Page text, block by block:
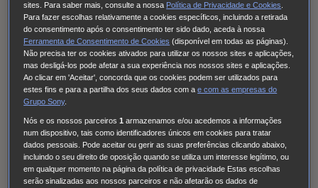
Generation O MEU NOME É FARAH THE
NARROW ROAD TO THE DEEP NORTH
Lola Long Bright RiverAlert Doutora Larsen Quarto
309 Red Eye High Country Family Talks: Luta Rosa,
Pensa Rosa (2024) Family Talks: Mulheres WOW
Homem Errado
Viola Come Il Mare Frente a Frente Family Talks:
Luta Rosa, Pensa Rosa (2023) Pássaro Sonhador
Cinema à Portuguesa Os Filmes da Tua Vida
Cinema com C Maiúsculo Frente a Frente
sites. Para saber mais, consulte a nossa Política de Privacidade e Cookies
Para fazer escolhas relativamente a cookies específicos, incluindo a retirada
do consentimento após o consentimento ter sido dado, aceda à nossa
Ferramenta de Consentimento de Cookies (disponível em todas as páginas).
Não precisa ter os cookies ativados para utilizar os nossos sites e aplicações,
mas desligá-los pode afetar a sua experiência nos nossos sites e aplicações.
Ao clicar em 'Aceitar', concorda que os cookies podem ser utilizados para
estes fins e para a partilha dos seus dados com ae comas empresas do
Grupo Sony.
Nós e os nossos parceiros1 armazenamos e/ou acedemos a informações
num dispositivo, tais como identificadores únicos em cookies para tratar
dados pessoais. Pode aceitar ou gerir as suas preferências clicando abaixo,
incluindo o seu direito de oposição quando se utiliza um interesse legítimo, ou
em qualquer momento na página da política de privacidade Estas escolhas
serão sinalizadas aos nossos parceiros e não afetarão os dados de